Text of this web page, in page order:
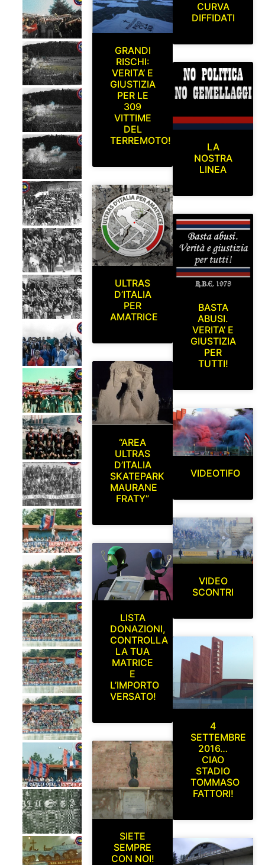
GRANDI
RISCHI:
VERITA’ E
GIUSTIZIA
PER LE
309
VITTIME
DEL
TERREMOTO!
ULTRAS
D’ITALIA
PER
AMATRICE
“AREA
ULTRAS
D’ITALIA
SKATEPARK
MAURANE
FRATY”
LISTA
DONAZIONI,
CONTROLLA
LA TUA
MATRICE
E
L’IMPORTO
VERSATO!
SIETE
SEMPRE
CON NOI!
CURVA
DIFFIDATI
LA
NOSTRA
LINEA
BASTA
ABUSI.
VERITA’ E
GIUSTIZIA
PER
TUTTI!
VIDEOTIFO
VIDEO
SCONTRI
4
SETTEMBRE
2016…
CIAO
STADIO
TOMMASO
FATTORI!